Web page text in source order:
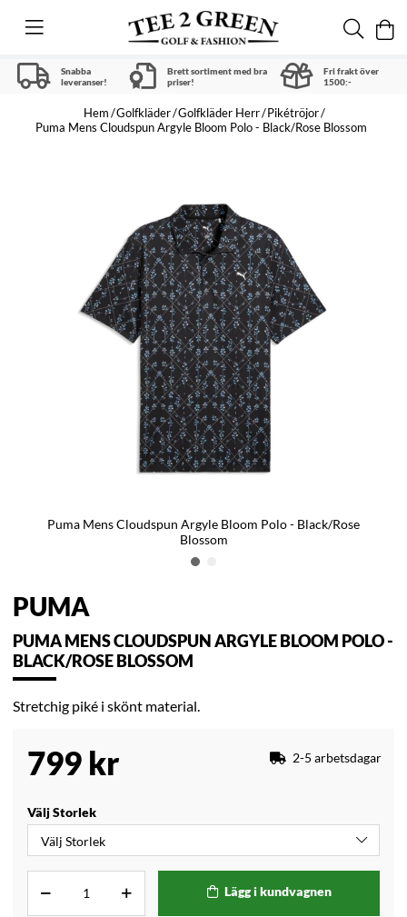
Snabba
leveranser!
Brett sortiment med bra
priser!
Fri frakt över
1500:-
Hem Golfkläder Golfkläder Herr Pikétröjor
Puma Mens Cloudspun Argyle Bloom Polo - Black/Rose Blossom
Puma Mens Cloudspun Argyle Bloom Polo - Black/Rose
Blossom
PUMA
PUMA MENS CLOUDSPUN ARGYLE BLOOM POLO -
BLACK/ROSE BLOSSOM
Stretchig piké i skönt material.
799 kr 2-5 arbetsdagar
Välj Storlek
Lägg i kundvagnen